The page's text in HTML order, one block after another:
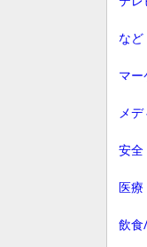
など
マ
メデ
安全
医療
飲食